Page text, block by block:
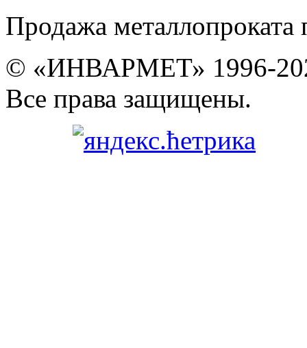
Продажа металлопроката
© «ИНВАРМЕТ» 1996-
Все права защищены.